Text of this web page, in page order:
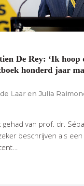
De Rey: ‘Ik hoop
honderd jaar
Laar en Julia
gehad van prof. dr.
beschrijven als een